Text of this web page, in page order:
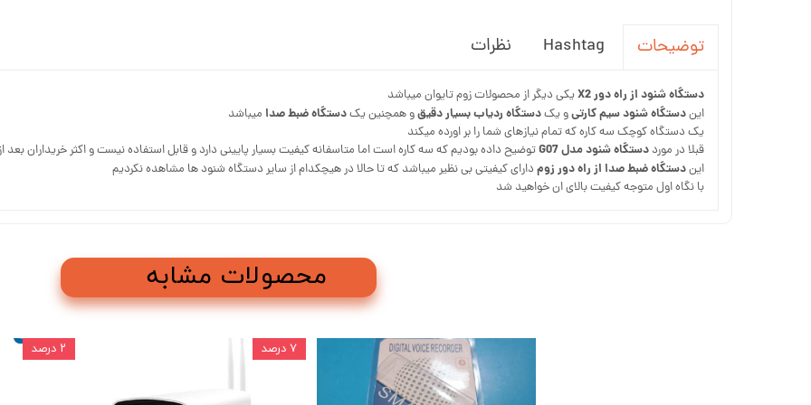
توضیحات Hashtag نظرات
دستگاه شنود از راه دور X2
یکی دیگر از محصولات زوم تایوان میباشد
ایندستگاه شنود سیم کارتیو یکدستگاه ردیاب بسیار دقیقو همچنین یکدستگاه ضبط صدا میباشد
یک دستگاه کوچک سه کاره که تمام نیازهای شما را بر اورده میکند
قبلا در مورد دستگاه شنود مدل G07
توضیح داده بودیم که سه کاره است اما متاسفانه کیفیت بسیار پایینی دارد و قابل استفاده نیست و اکثر خریداران بعد از ۲۴ ساعت دستگاه را به فروشگاه عودت
ایندستگاه ضبط صدا از راه دور زوم دارای کیفیتی بی نظیر میباشد که تا حالا در هیچکدام از سایر دستگاه شنود ها مشاهده نکردیم
با نگاه اول متوجه کیفیت بالای ان خواهید شد
۲ درصد ۷ درصد
محصولات مشابه